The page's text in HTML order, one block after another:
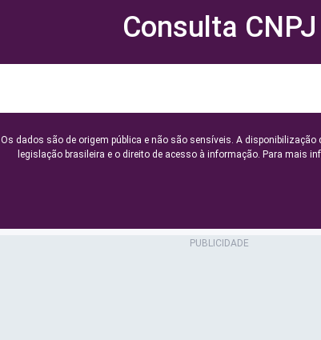
Consulta CNPJ
Os dados são de origem pública e não são sensíveis. A disponibilização
legislação brasileira e o direito de acesso à informação. Para mais